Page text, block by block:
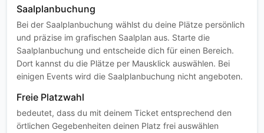
Saalplanbuchung
Bei der Saalplanbuchung wählst du deine Plätze persönlich
und präzise im grafischen Saalplan aus. Starte die
Saalplanbuchung und entscheide dich für einen Bereich.
Dort kannst du die Plätze per Mausklick auswählen. Bei
einigen Events wird die Saalplanbuchung nicht angeboten.
Freie Platzwahl
bedeutet, dass du mit deinem Ticket entsprechend den
örtlichen Gegebenheiten deinen Platz frei auswählen